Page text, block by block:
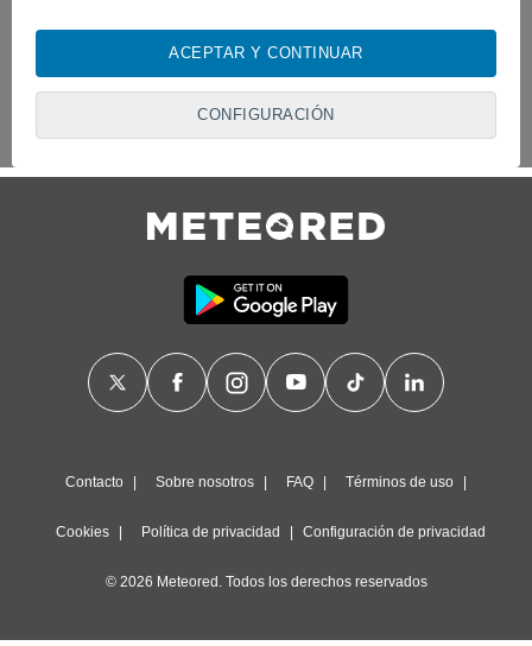
cookies, identificadores únicos o tecnologías similares para
almacenar, acceder y procesar datos personales como su
visita en este sitio web, las direcciones IP y los
identificadores de cookies. Es posible que algunos
proveedores traten tus datos personales en virtud de un
Política de Cookiesen este sitio web.
tratamiento de datos:
Almacenar la información en un dispositivo y/o acceder a
básicos, crear perfiles para publicidad personalizada, utilizar
perfiles para seleccionar la publicidad personalizada, crear un
perfil para personalizar el contenido, uso de perfiles para la
comprender al público a través de estadísticas o a través de
con el objetivo de seleccionar el contenido.
Datos de localización geográfica precisa e identificación
ACEPTAR Y CONTINUAR
CONFIGURACIÓN
Síguenos
Contacto Sobre nosotros FAQ Términos de uso
Cookies Política de privacidad Configuración de privacidad
© 2026 Meteored. Todos los derechos reservados